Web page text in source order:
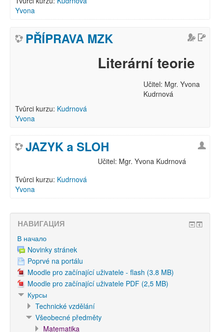
Yvona
PŘÍPRAVA MZK
Literární teorie
Učitel: Mgr. Yvona
Kudrnová
Tvůrci kurzu: Kudrnová
Yvona
JAZYK a SLOH
Učitel: Mgr. Yvona Kudrnová
Tvůrci kurzu: Kudrnová
Yvona
НАВИГАЦИЯ
В начало
Novinky stránek
Poprvé na portálu
Moodle pro začínající uživatele - flash (3.8 MB)
Moodle pro začínající uživatele PDF (2,5 MB)
Курсы
Technické vzdělání
Všeobecné předměty
Matematika